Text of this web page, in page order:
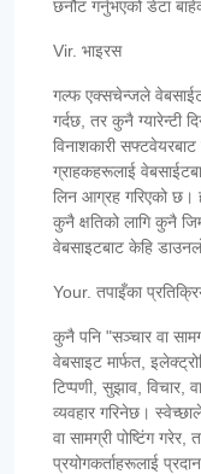
छनौट गर्नुभएको डेटा
Vir. भाइरस
गल्फ एक्सचेन्जले
गर्दछ, तर कुनै ग्यारेन्टी
विनाशकारी
ग्राहकहरूलाई
लिन आग्रह गरिएको छ।
कुनै क्षतिको लागि कुनै
वेबसाइटबाट केहि
Your. तपाइँका
कुनै पनि "सञ्चार वा
वेबसाइट मार्फत,
टिप्पणी, सुझाव, विचार,
व्यवहार गरिनेछ।
वा सामग्री पोष्टिंग
प्रयोगकर्ताहरूलाई